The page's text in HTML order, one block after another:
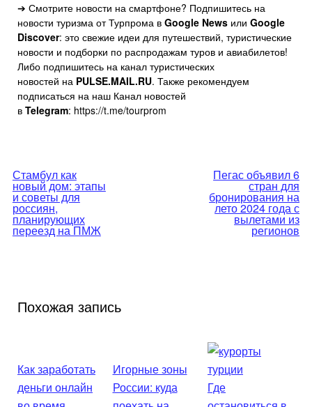
➔ Смотрите новости на смартфоне? Подпишитесь на
новости туризма от Турпрома в Google News или Google
Discover: это свежие идеи для путешествий, туристические
новости и подборки по распродажам туров и авиабилетов!
Либо подпишитесь на канал туристических
новостей на PULSE.MAIL.RU. Также рекомендуем
подписаться на наш Канал новостей
в Telegram: https://t.me/tourprom
Навигация
по
записям
Стамбул как
новый дом: этапы
и советы для
россиян,
планирующих
переезд на ПМЖ
Пегас объявил 6
стран для
бронирования на
лето 2024 года с
вылетами из
регионов
Похожая запись
Как заработать
деньги онлайн
Игорные зоны
России: куда
Где